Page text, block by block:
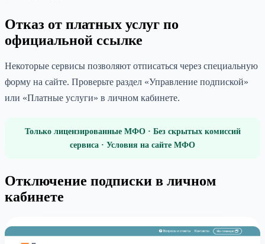
Отказ от платных услуг по
официальной ссылке
Некоторые сервисы позволяют отписаться через специальную
форму на сайте. Проверьте раздел «Управление подпиской»
или «Платные услуги» в личном кабинете.
Только лицензированные МФО · Без скрытых комиссий
сервиса · Условия на сайте МФО
Отключение подписки в личном
кабинете